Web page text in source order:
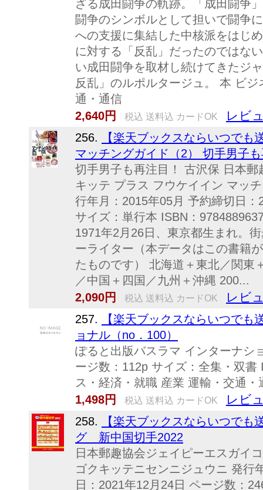
ざる成田闘争の軌跡。「成田闘争
闘争のシンボルとして担いで闘争
への支援に集結した中核派をはじ
に対する「反乱」だったのではな
い成田闘争を取材し続けてきたジ
反乱」のルポルタージュ。 本 ビ
通・通信
2,640円
税込 送料込 カードOK レビ
256.
【楽天ブックスならいつで
マッチングガイド（2） 切手男子
切手男子も再注目！ 古沢保 日本
キッテ プラス フウケイイン マッ
行年月：2015年05月 予約締切日
サイズ：単行本 ISBN：
1971年2月26日、東京都生まれ。
ーライター（本データはこの書籍
たものです） 北海道＋東北／関東
／中国＋四国／九州＋沖縄 200...
2,090円
税込 送料込 カードOK レビ
257.
【楽天ブックスならいつで
ョナル（no．100）
ぽると出版バスラマ インターナシ
ージ数：112p サイズ：全集・双
ス・経済・就職 産業 運輸・交通・
1,498円
税込 送料込 カードOK レビ
258.
【楽天ブックスならいつで
グ 新中国切手2022
日本郵趣協会ジェイピーエスガ
ゴクキッテニセンニジュウニ 発行
日：2021年12月24日 ページ数：